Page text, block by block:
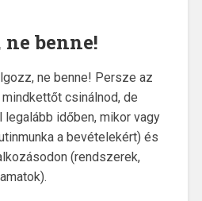
ne benne!
ne benne! Persze az
csinálnod, de
időben, mikor vagy
a bevételekért) és
(rendszerek,